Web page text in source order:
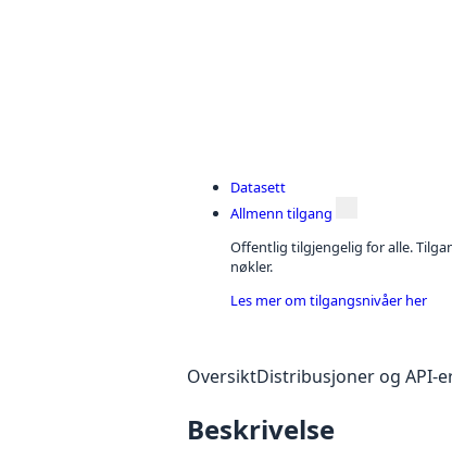
Datasett
Allmenn tilgang
Offentlig tilgjengelig for alle.
nøkler.
Les mer om tilgangsnivåer her
OversiktDistribusjoner og API-
Beskrivelse